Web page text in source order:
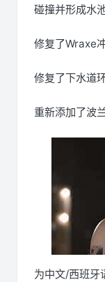
碰撞并形成水
修复了Wraxe
修复了下水道
重新添加了波
为中文/西班牙